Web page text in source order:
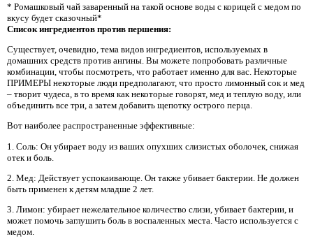
* Ромашковый чай заваренный на такой основе воды с корицей с медом по
вкусу будет сказочный*
Список ингредиентов против першения:
Существует, очевидно, тема видов ингредиентов, используемых в
домашних средств против ангины. Вы можете попробовать различные
комбинации, чтобы посмотреть, что работает именно для вас. Некоторые
ПРИМЕРЫ некоторые люди предполагают, что просто лимонный сок и мед
– творит чудеса, в то время как некоторые говорят, мед и теплую воду, или
объединить все три, а затем добавить щепотку острого перца.
Вот наиболее распространенные эффективные:
1. Соль: Он убирает воду из ваших опухших слизистых оболочек, снижая
отек и боль.
2. Мед: Действует успокаивающе. Он также убивает бактерии. Не должен
быть применен к детям младше 2 лет.
3. Лимон: убирает нежелательное количество слизи, убивает бактерии, и
может помочь заглушить боль в воспаленных места. Часто используется с
медом.